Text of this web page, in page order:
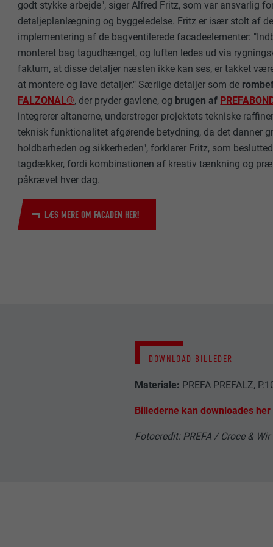
godt stykke arbejde", siger Alfred Fritz, som var ansvarlig
detaljeplanlægning og byggeledelse. Fritz er især stolt af
implementering af de bagventilerede facadeelementer:
monteret bag tagudhænget, og luften ledes ud via
faktum, at disse detaljer næsten ikke kan ses, er takket
at montere og lave detaljer." Særlige detaljer som de
FALZONAL®, der pryder gavlene, og brugen af
integrerer altanerne, understreger projektets tekniske
teknisk funktionalitet afgørende betydning, da det danner
holdbarheden og sikkerheden", forklarer Fritz, som
tagdækker, fordi kombinationen af kreativ tænkning og
påkrævet hver dag.
LÆS MERE OM FACADEN HER!
DOWNLOAD BILLEDER
Materiale: PREFA PREFALZ,
Billederne kan downloades her
Fotocredit: PREFA / Croce & Wir
NAVN
UDBYDER
NAVN
UDBYDER
FORLØB
FORMÅL
NAVN
NAVN
UDBYDER
COOKIES TIL
"Cookies til
af websteder.
NAVN
UDBYDER
NAVN
UDBYDER